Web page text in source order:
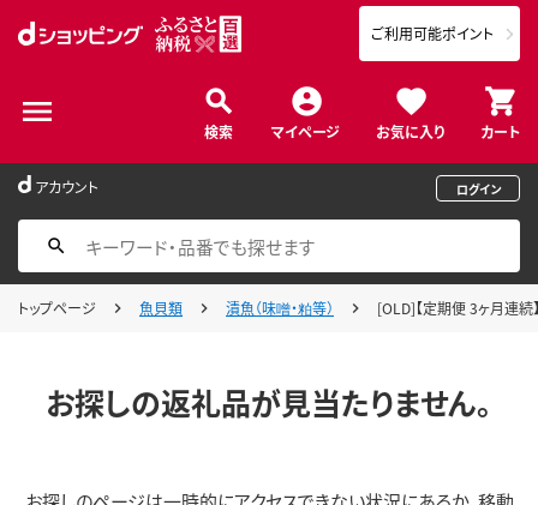
検索 マイページ お気に入り カート
ご利用可能ポイント
アカウント ログイン
トップページ 魚貝類 漬魚（味噌・粕等） [OLD]【定期便 3ヶ月連
お探しの返礼品が見当たりません。